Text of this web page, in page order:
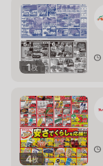
1枚
4枚